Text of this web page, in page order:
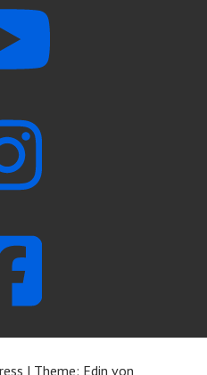
| Theme: Edin von